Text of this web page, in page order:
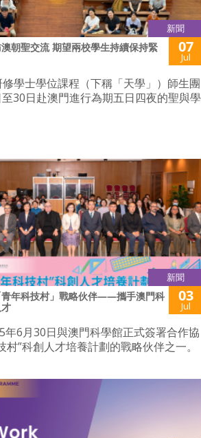
新聞
朝聖交流 期望兩校學生持續保持緊
07
Jul
學士學位課程（下稱「天學」）師生團
30日赴澳門進行為期五日四夜的聖與學
新聞
青年科技村」戰略伙伴——攜手澳門科
03
Jul
年6月30日與澳門科學館正式簽署合作協
村”科創人才培養計劃的戰略伙伴之一。